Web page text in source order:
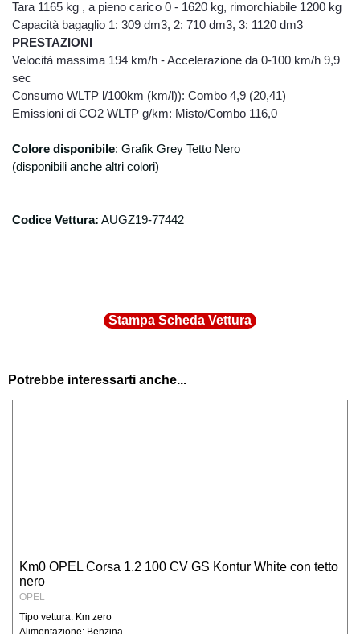
espresse, e dunque in qualità di incaricati
e/o Responsabili del trattamento, può
accedere ai vostri dati personali e può venire
a conoscenza dei vostri dati personali,.
vostri dati personali alcune specifiche
categorie di soggetti esterni alla nostra
l’esecuzione degli obblighi derivanti dai
contratti con voi stipulati o con gli obblighi
previsti da leggi, regolamenti, come ad
relazione alla tenuta delle scritture
funzioni connesse all’esecuzione del
contratto (ex:trasportatori). I vostri dati
dati stessi sia accordata da disposizioni di
www.garanteprivacy.it. Titolare del
l’esercizio dei diritti di cui al punto
Tara 1165 kg , a pieno carico 0 - 1620 kg, rimorchiabile 1200 kg
Capacità bagaglio 1: 309 dm3, 2: 710 dm3, 3: 1120 dm3
PRESTAZIONI
Velocità massima 194 km/h - Accelerazione da 0-100 km/h 9,9
sec
Consumo WLTP l/100km (km/l)): Combo 4,9 (20,41)
Emissioni di CO2 WLTP g/km: Misto/Combo 116,0
Colore disponibile: Grafik Grey Tetto Nero
(disponibili anche altri colori)
Codice Vettura: AUGZ19-77442
Stampa Scheda Vettura
Potrebbe interessarti anche...
Km0 OPEL Corsa 1.2 100 CV GS Kontur White con tetto
nero
OPEL
Tipo vettura: Km zero
Alimentazione: Benzina